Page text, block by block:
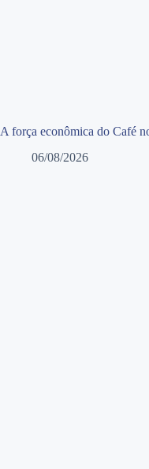
A força econômica do Café
06/08/2026